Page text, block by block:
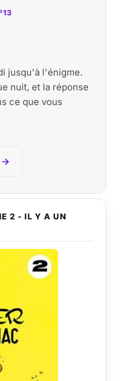
jusqu'à l'énigme.
nuit, et la réponse
ce que vous
→
2 - IL Y A UN